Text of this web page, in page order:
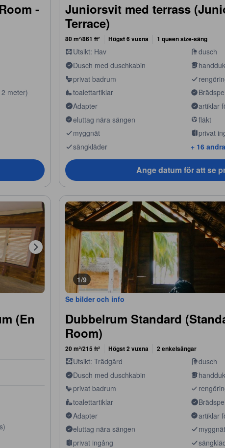
-
meter)
Juniorsvit med terrass
Terrace)
80 m²/861 ft² Högst 6 vuxna 1 queen size-säng
Utsikt: Hav dusch
Dusch med duschkabin
privat badrum
toalettartiklar
Adapter artiklar
eluttag nära sängen fläkt
myggnät privat
sängkläder + 16 andra
Ange datum för att se
(En
1/9
Se bilder och info
Dubbelrum Standard
Room)
20 m²/215 ft² Högst 2 vuxna 2 enkelsängar
Utsikt: Trädgård dusch
Dusch med duschkabin
privat badrum
toalettartiklar
Adapter artiklar
eluttag nära sängen myggnät
privat ingång